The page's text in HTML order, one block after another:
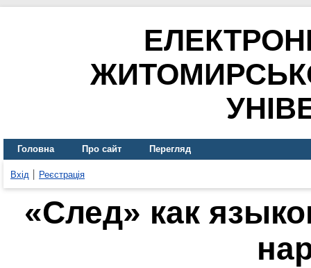
Головна Про сайт Перегляд
Вхід Реєстрація
«След» как